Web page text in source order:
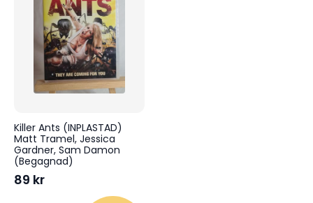
Killer Ants (INPLASTAD)
Matt Tramel, Jessica
Gardner, Sam Damon
(Begagnad)
89 kr